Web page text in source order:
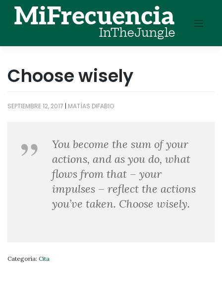
content
Choose wisely
SEPTIEMBRE 12, 2017 | MATÍAS DIFABIO
You become the sum of your
actions, and as you do, what
flows from that – your
impulses – reflect the actions
you’ve taken. Choose wisely.
Categoría: Cita